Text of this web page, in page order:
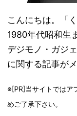
こんにちは。「
1980年代昭和生
デジモノ・ガジ
に関する記事が
※[PR]当サイトではア
めご了承下さい。